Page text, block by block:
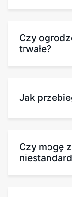
Czy
trwałe?
Jak
Czy mogę